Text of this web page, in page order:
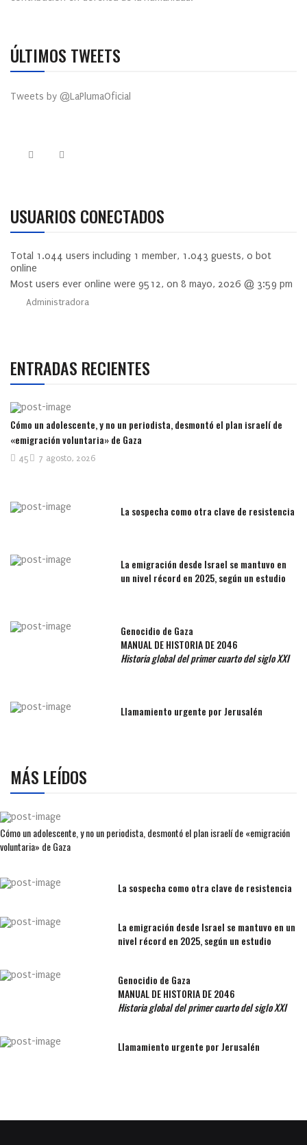
ÚLTIMOS TWEETS
Tweets by @LaPlumaOficial
USUARIOS CONECTADOS
Total 1.044 users including 1 member, 1.043 guests, 0 bot
online
Most users ever online were 9512, on 8 mayo, 2026 @ 3:59 pm
Administradora
ENTRADAS RECIENTES
Cómo un adolescente, y no un periodista, desmontó el plan israelí de
«emigración voluntaria» de Gaza
7 agosto, 2026
45
La sospecha como otra clave de resistencia
La emigración desde Israel se mantuvo en
un nivel récord en 2025, según un estudio
Genocidio de Gaza
MANUAL DE HISTORIA DE 2046
Historia global del primer cuarto del siglo XXI
Llamamiento urgente por Jerusalén
MÁS LEÍDOS
Cómo un adolescente, y no un periodista, desmontó el plan israelí de «emigración
voluntaria» de Gaza
La sospecha como otra clave de resistencia
La emigración desde Israel se mantuvo en un
nivel récord en 2025, según un estudio
Genocidio de Gaza
MANUAL DE HISTORIA DE 2046
Historia global del primer cuarto del siglo XXI
Llamamiento urgente por Jerusalén